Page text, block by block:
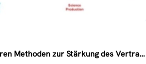
ZSI-Forscher diskutieren Methoden zur Stärkung des Vertrauens in die Wissenschaft beim jüngsten SIP-Vortrag von FORWIT